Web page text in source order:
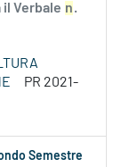
Verbale n.
PR 2021-
Semestre